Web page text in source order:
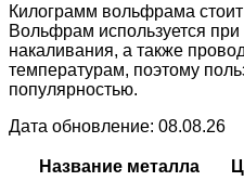
Килограмм вольфрама
Вольфрам используется
накаливания, а также
температурам, поэтому
популярностью.
Дата обновление: 08.08.26
Название металла